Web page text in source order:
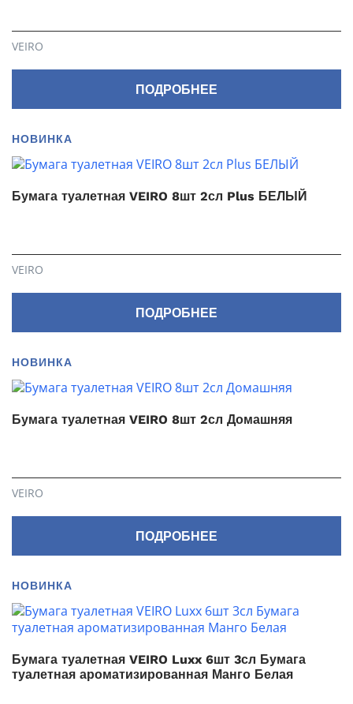
VEIRO
ПОДРОБНЕЕ
НОВИНКА
Бумага туалетная VEIRO 8шт 2сл Plus БЕЛЫЙ
VEIRO
ПОДРОБНЕЕ
НОВИНКА
Бумага туалетная VEIRO 8шт 2сл Домашняя
VEIRO
ПОДРОБНЕЕ
НОВИНКА
Бумага туалетная VEIRO Luxx 6шт 3сл Бумага
туалетная ароматизированная Манго Белая